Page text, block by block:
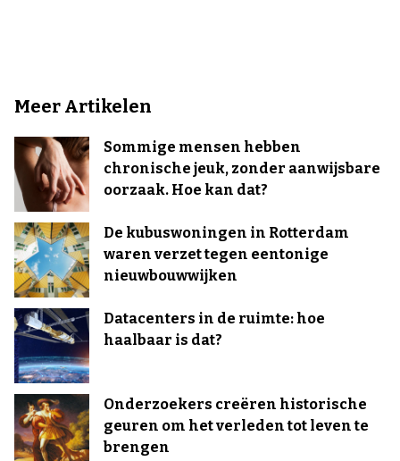
Meer Artikelen
Sommige mensen hebben
chronische jeuk, zonder aanwijsbare
oorzaak. Hoe kan dat?
De kubuswoningen in Rotterdam
waren verzet tegen eentonige
nieuwbouwwijken
Datacenters in de ruimte: hoe
haalbaar is dat?
Onderzoekers creëren historische
geuren om het verleden tot leven te
brengen